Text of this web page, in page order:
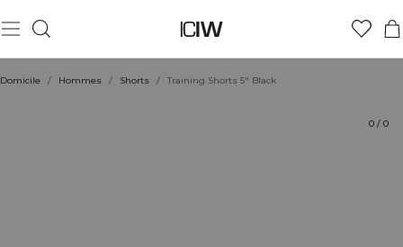
Domicile / Hommes / Shorts / Training Shorts 5" Black
0 / 0